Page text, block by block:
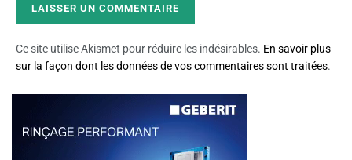
Ce site utilise Akismet pour réduire les indésirables. En savoir plus
sur la façon dont les données de vos commentaires sont traitées.